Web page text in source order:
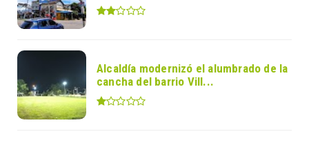
Alcaldía modernizó el alumbrado de la
cancha del barrio Vill...